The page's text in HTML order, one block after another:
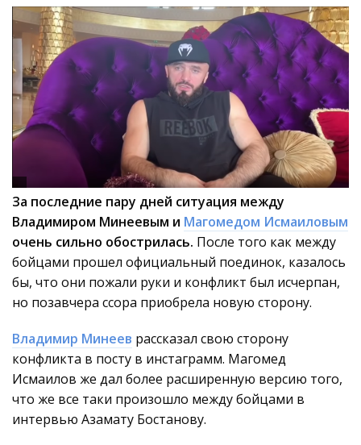
За последние пару дней ситуация между
Владимиром Минеевым и Магомедом Исмаиловым
очень сильно обострилась. После того как между
бойцами прошел официальный поединок, казалось
бы, что они пожали руки и конфликт был исчерпан,
но позавчера ссора приобрела новую сторону.
Владимир Минеев рассказал свою сторону
конфликта в посту в инстаграмм. Магомед
Исмаилов же дал более расширенную версию того,
что же все таки произошло между бойцами в
интервью Азамату Бостанову.